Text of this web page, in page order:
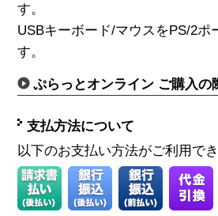
す。
USBキーボード/マウスをPS/2
す。
ぷらっとオンライン ご購入の
支払方法について
以下のお支払い方法がご利用で